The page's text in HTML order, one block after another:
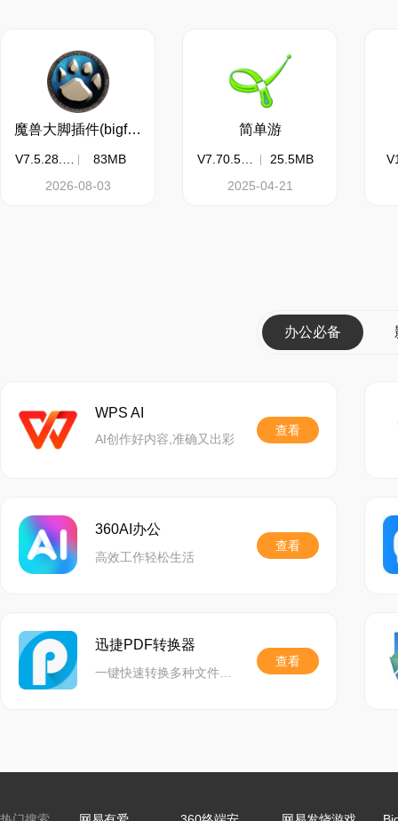
魔兽大脚插件(bigfoot)
83MB
2026-08-03
简单游
V7.70.5510
25.5MB
2025-04-21
办公必备
WPS AI
AI创作好内容,准确又出彩
查看
360AI办公
高效工作轻松生活
查看
迅捷PDF转换器
查看